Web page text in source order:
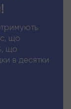
що
що
в десятки